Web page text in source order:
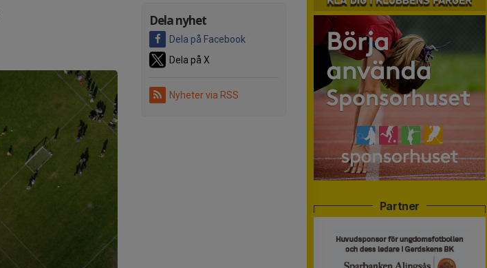
Dela nyhet
Dela på Facebook
Dela på X
Nyheter via RSS
Partner